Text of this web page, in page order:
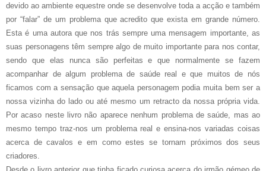
devido ao ambiente equestre onde se desenvolve toda a acção e também
por “falar” de um problema que acredito que exista em grande número.
Esta é uma autora que nos trás sempre uma mensagem importante, as
suas personagens têm sempre algo de muito importante para nos contar,
sendo que elas nunca são perfeitas e que normalmente se fazem
acompanhar de algum problema de saúde real e que muitos de nós
ficamos com a sensação que aquela personagem podia muita bem ser a
nossa vizinha do lado ou até mesmo um retracto da nossa própria vida.
Por acaso neste livro não aparece nenhum problema de saúde, mas ao
mesmo tempo traz-nos um problema real e ensina-nos variadas coisas
acerca de cavalos e em como estes se tornam próximos dos seus
criadores.